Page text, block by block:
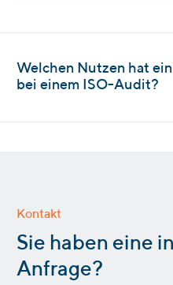
Welchen Nutzen hat
bei einem ISO-Audit?
Kontakt
:Sie haben eine
Anfrage?